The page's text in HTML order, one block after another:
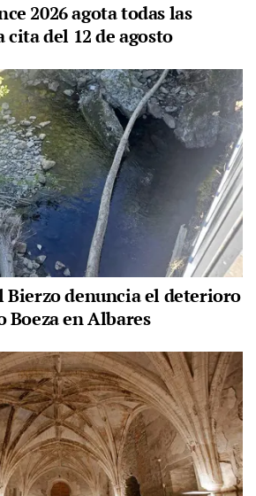
2026 agota todas las
cita del 12 de agosto
Bierzo denuncia el deterioro
Boeza en Albares